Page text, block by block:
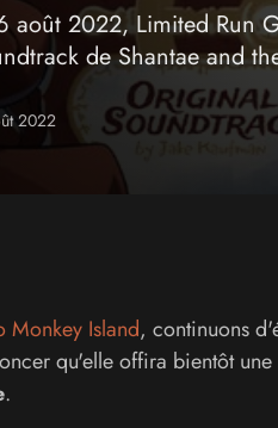
août 2022, Limited Run
de Shantae and
2022
Monkey Island, continuons
qu'elle offira bientôt
.